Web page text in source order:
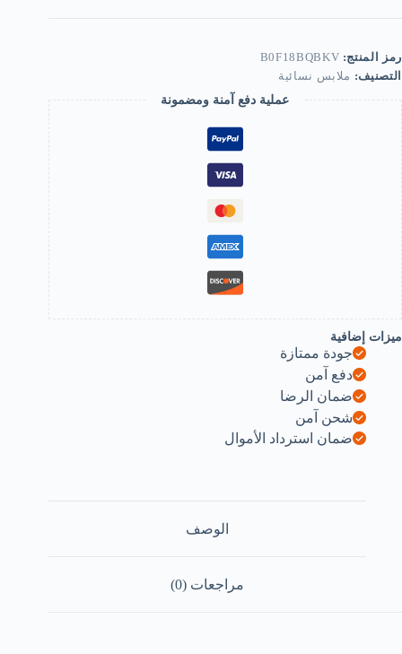
Recommended
75kg)
-
Christmas
Contrast
Color
Stripe
Pantyhose
High
Waist
(Black
and
white
stripe
2
legs)-
B0F18BQBKV
رمز المنتج: B0F18BQBKV
التصنيف: ملابس نسائية
عملية دفع آمنة ومضمونة
ميزات إضافية
جودة ممتازة
دفع آمن
ضمان الرضا
شحن آمن
ضمان استرداد الأموال
الوصف
مراجعات (0)